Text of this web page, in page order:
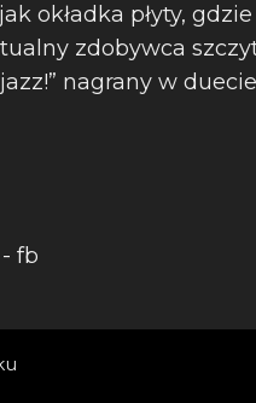
okładka płyty,
zdobywca
nagrany w